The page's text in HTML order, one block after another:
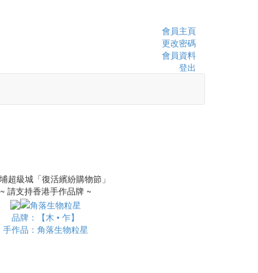
會員主頁
更改密碼
會員資料
登出
~ 請支持香港手作品牌 ~
品牌：【木 • 乍】
手作品：角落生物粒星